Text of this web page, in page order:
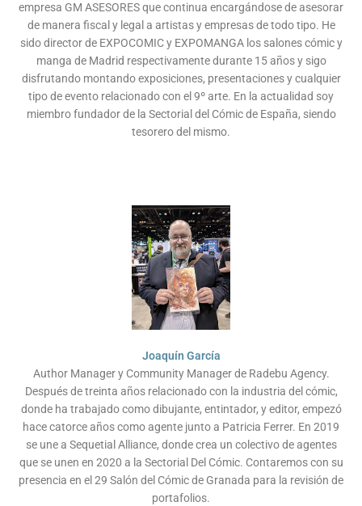
empresa GM ASESORES que continua encargándose de asesorar
de manera fiscal y legal a artistas y empresas de todo tipo. He
sido director de EXPOCOMIC y EXPOMANGA los salones cómic y
manga de Madrid respectivamente durante 15 años y sigo
disfrutando montando exposiciones, presentaciones y cualquier
tipo de evento relacionado con el 9º arte. En la actualidad soy
miembro fundador de la Sectorial del Cómic de España, siendo
tesorero del mismo.
Joaquín García
Author Manager y Community Manager de Radebu Agency.
Después de treinta años relacionado con la industria del cómic,
donde ha trabajado como dibujante, entintador, y editor, empezó
hace catorce años como agente junto a Patricia Ferrer. En 2019
se une a Sequetial Alliance, donde crea un colectivo de agentes
que se unen en 2020 a la Sectorial Del Cómic. Contaremos con su
presencia en el 29 Salón del Cómic de Granada para la revisión de
portafolios.